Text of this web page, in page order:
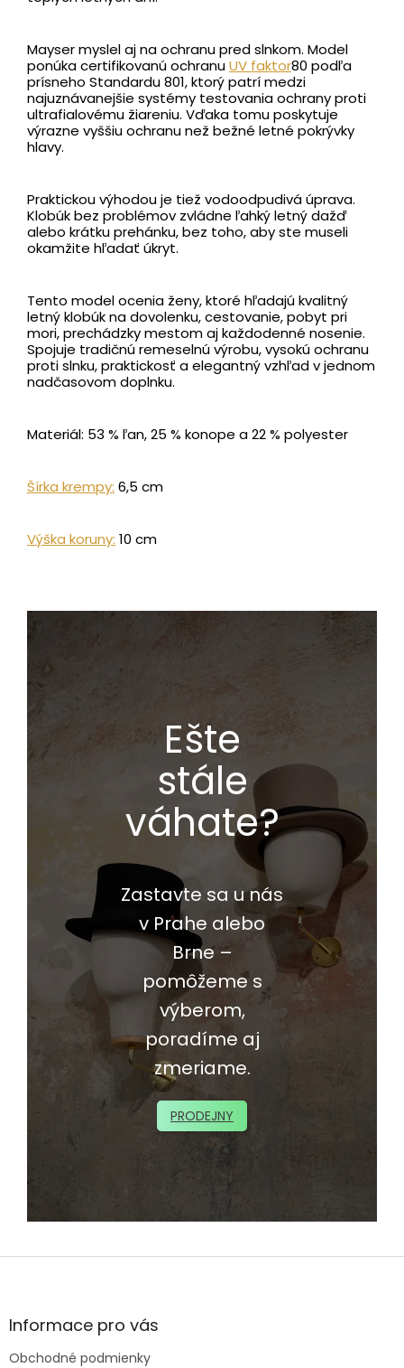
Mayser myslel aj na ochranu pred slnkom. Model
ponúka certifikovanú ochranuUV faktor80 podľa
prísneho Standardu 801, ktorý patrí medzi
najuznávanejšie systémy testovania ochrany proti
ultrafialovému žiareniu. Vďaka tomu poskytuje
výrazne vyššiu ochranu než bežné letné pokrývky
hlavy.
Praktickou výhodou je tiež vodoodpudivá úprava.
Klobúk bez problémov zvládne ľahký letný dažď
alebo krátku prehánku, bez toho, aby ste museli
okamžite hľadať úkryt.
Tento model ocenia ženy, ktoré hľadajú kvalitný
letný klobúk na dovolenku, cestovanie, pobyt pri
mori, prechádzky mestom aj každodenné nosenie.
Spojuje tradičnú remeselnú výrobu, vysokú ochranu
proti slnku, praktickosť a elegantný vzhľad v jednom
nadčasovom doplnku.
Materiál: 53 % ľan, 25 % konope a 22 % polyester
Šírka krempy: 6,5 cm
Výška koruny: 10 cm
Ešte
stále
váhate?
Zastavte sa u nás
v Prahe alebo
Brne –
pomôžeme s
výberom,
poradíme aj
zmeriame.
PRODEJNY
Z
äInformace pro vás
Obchodné podmienky